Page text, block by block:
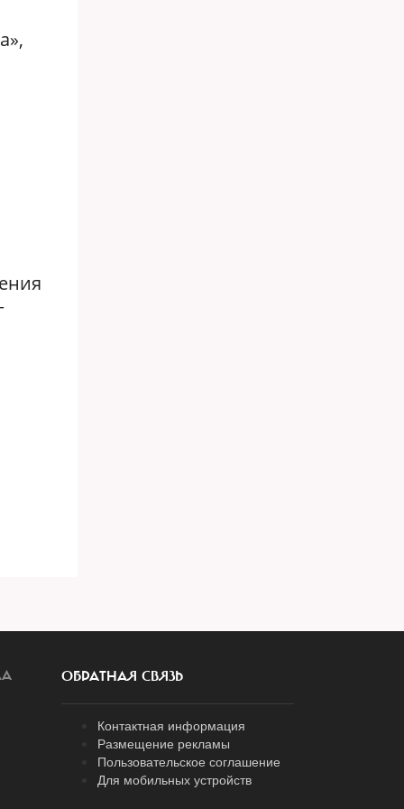
ОБРАТНАЯ СВЯЗЬ
Контактная информация
Размещение рекламы
Пользовательское соглашение
Для мобильных устройств